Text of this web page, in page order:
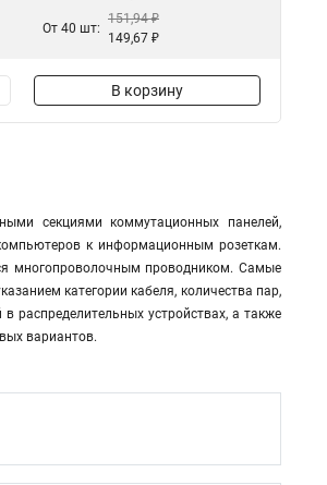
От 40 шт:
151,94 ₽
149,67 ₽
В корзину
секциями коммутационных панелей,
к информационным розеткам.
многопроволочным проводником. Самые
категории кабеля, количества пар,
устройствах, а также
вариантов.